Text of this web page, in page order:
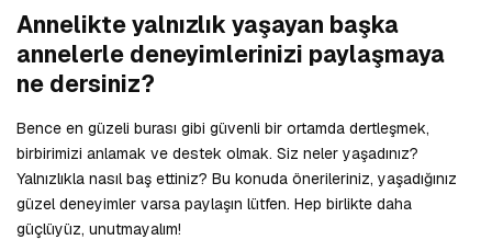
Annelikte yalnızlık yaşayan başka
annelerle deneyimlerinizi paylaşmaya
ne dersiniz?
Bence en güzeli burası gibi güvenli bir ortamda dertleşmek,
birbirimizi anlamak ve destek olmak. Siz neler yaşadınız?
Yalnızlıkla nasıl baş ettiniz? Bu konuda önerileriniz, yaşadığınız
güzel deneyimler varsa paylaşın lütfen. Hep birlikte daha
güçlüyüz, unutmayalım!